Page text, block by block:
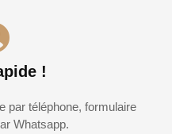
!
par téléphone, formulaire
Whatsapp.